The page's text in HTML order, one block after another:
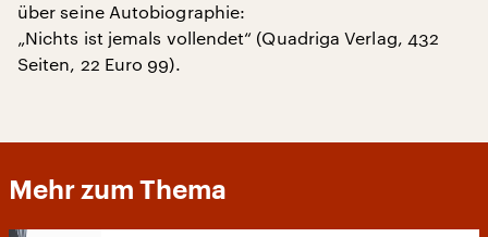
über seine Autobiographie:
„Nichts ist jemals vollendet“ (Quadriga Verlag, 432
Seiten, 22 Euro 99).
Mehr zum Thema